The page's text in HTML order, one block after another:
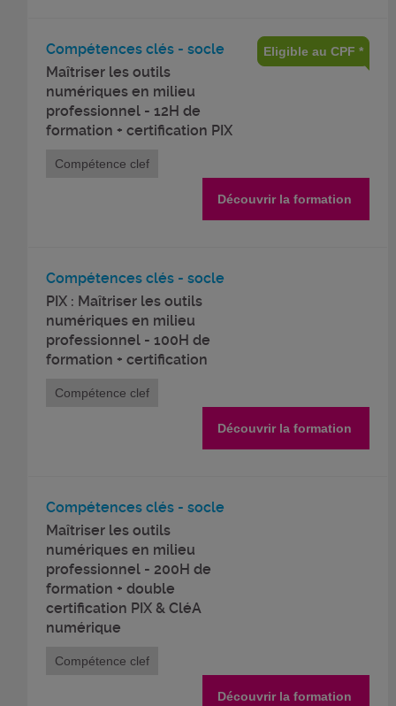
Compétences clés - socle
Maîtriser les outils
numériques en milieu
professionnel - 12H de
formation + certification PIX
Eligible au CPF *
Compétence clef
Découvrir la formation
Compétences clés - socle
PIX : Maîtriser les outils
numériques en milieu
professionnel - 100H de
formation + certification
Compétence clef
Découvrir la formation
Compétences clés - socle
Maîtriser les outils
numériques en milieu
professionnel - 200H de
formation + double
certification PIX & CléA
numérique
Compétence clef
Découvrir la formation